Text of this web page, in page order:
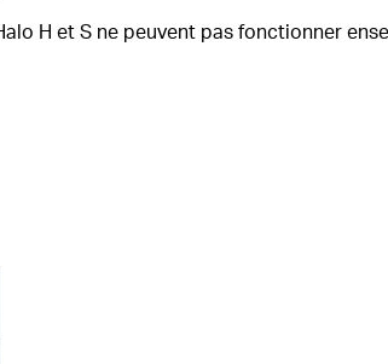
H et S ne peuvent pas fonctionner